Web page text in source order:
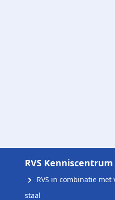
RVS Kenniscentrum
RVS in combinatie met
staal